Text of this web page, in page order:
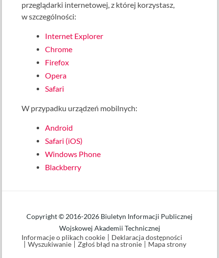
przeglądarki internetowej, z której korzystasz,
w szczególności:
Internet Explorer
Chrome
Firefox
Opera
Safari
W przypadku urządzeń mobilnych:
Android
Safari (iOS)
Windows Phone
Blackberry
Copyright © 2016-2026 Biuletyn Informacji Publicznej
Wojskowej Akademii Technicznej
Informacje o plikach cookie
Deklaracja dostępności
Wyszukiwanie
Zgłoś błąd na stronie Mapa strony